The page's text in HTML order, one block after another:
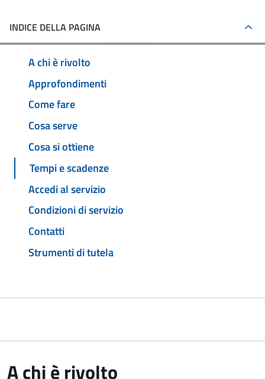
INDICE DELLA PAGINA
A chi è rivolto
Approfondimenti
Come fare
Cosa serve
Cosa si ottiene
Tempi e scadenze
Accedi al servizio
Condizioni di servizio
Contatti
Strumenti di tutela
A chi è rivolto